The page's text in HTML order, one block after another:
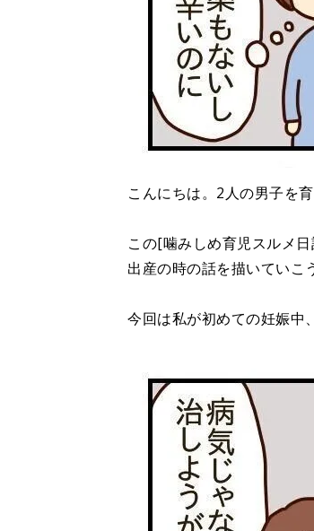
こんにちは。2人の男子を
この[噛みしめ育児スルメ
出産の時の話を描いていこ
今回は私が初めての妊娠中